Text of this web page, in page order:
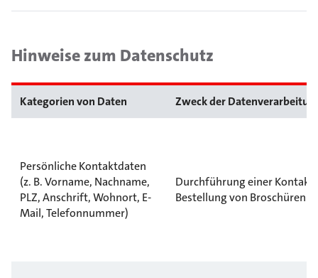
Hinweise zum Datenschutz
Kategorien von Daten Zweck der
Persönliche Kontaktdaten
(z. B. Vorname, Nachname,
PLZ, Anschrift, Wohnort, E-
Mail, Telefonnummer)
Durchführung einer
Bestellung von Broschüren